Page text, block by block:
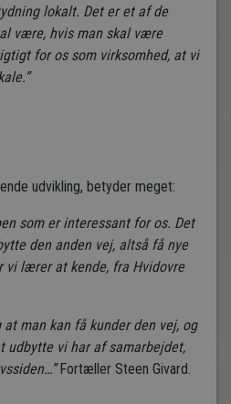
lokalt. Det er et af de
være, hvis man skal være
for os som virksomhed, at vi
udvikling, betyder meget:
som er interessant for os. Det
den anden vej, altså få nye
vi lærer at kende, fra Hvidovre
man kan få kunder den vej, og
udbytte vi har af samarbejdet,
Fortæller Steen Givard.